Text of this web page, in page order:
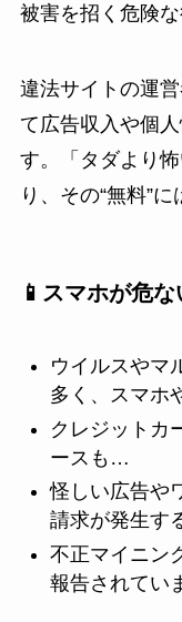
被害を招く危険
違法サイトの運
て広告収入や個
す。「タダより
り、その“無料”
📱スマホが危
ウイルスやマ
多く、スマホ
クレジットカ
ースも…
怪しい広告や
請求が発生す
不正マイニン
報告されてい